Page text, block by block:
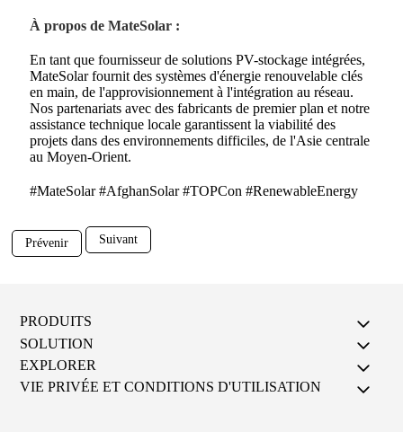
À propos de MateSolar :
En tant que fournisseur de solutions PV-stockage intégrées,
MateSolar fournit des systèmes d'énergie renouvelable clés
en main, de l'approvisionnement à l'intégration au réseau.
Nos partenariats avec des fabricants de premier plan et notre
assistance technique locale garantissent la viabilité des
projets dans des environnements difficiles, de l'Asie centrale
au Moyen-Orient.
#MateSolar #AfghanSolar #TOPCon #RenewableEnergy
Prévenir Suivant
PRODUITS
SOLUTION
EXPLORER
VIE PRIVÉE ET CONDITIONS D'UTILISATION